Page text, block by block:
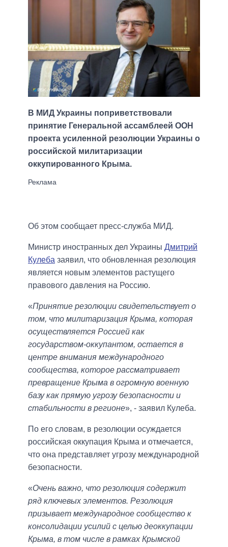
В МИД Украины поприветствовали
принятие Генеральной ассамблеей ООН
проекта усиленной резолюции Украины о
российской милитаризации
оккупированного Крыма.
Об этом сообщает пресс-служба МИД.
Министр иностранных дел Украины Дмитрий
Кулеба заявил, что обновленная резолюция
является новым элементов растущего
правового давления на Россию.
«Принятие резолюции свидетельствует о
том, что милитаризация Крыма, которая
осуществляется Россией как
государством-оккупантом, остается в
центре внимания международного
сообщества, которое рассматривает
превращение Крыма в огромную военную
базу как прямую угрозу безопасности и
стабильности в регионе», - заявил Кулеба.
По его словам, в резолюции осуждается
российская оккупация Крыма и отмечается,
что она представляет угрозу международной
безопасности.
«Очень важно, что резолюция содержит
ряд ключевых элементов. Резолюция
призывает международное сообщество к
консолидации усилий с целью деоккупации
Крыма, в том числе в рамках Крымской